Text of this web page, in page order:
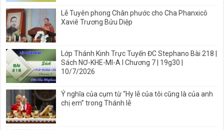
Lễ Tuyên phong Chân phước cho Cha Phanxicô
Xaviê Trương Bửu Diệp
Lớp Thánh Kinh Trực Tuyến ĐC Stephano Bài 218 |
Sách NƠ-KHE-MI-A I Chương 7 | 19g30 |
10/7/2026
Ý nghĩa của cụm từ “Hy lễ của tôi cũng là của anh
chị em” trong Thánh lễ